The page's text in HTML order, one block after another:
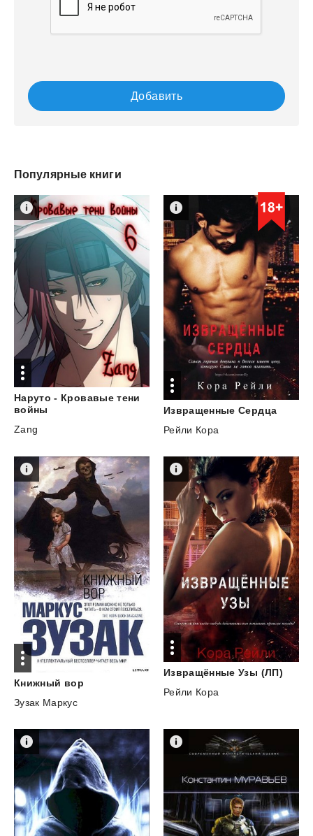
Добавить
Популярные книги
Наруто - Кровавые тени
войны
Zang
Извращенные Сердца
Рейли Кора
Книжный вор
Зузак Маркус
Извращённые Узы (ЛП)
Рейли Кора